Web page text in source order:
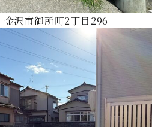
沢市御所町2丁目296